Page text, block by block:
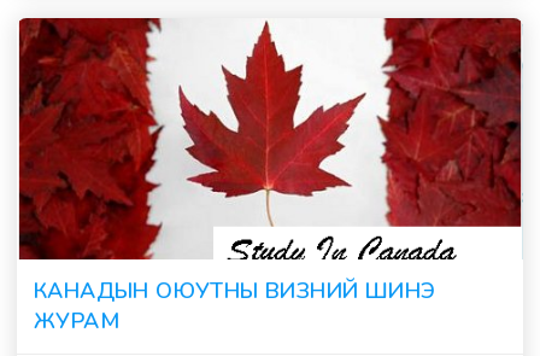
КАНАДЫН ОЮУТНЫ ВИЗНИЙ ШИНЭ
ЖУРАМ